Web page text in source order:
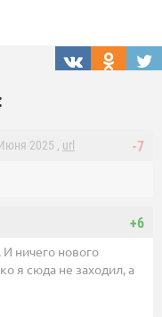
-7
2025 , url
+6
ничего нового
я сюда не заходил, а